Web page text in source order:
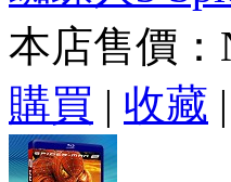
本店售價：
購買 | 收藏 |